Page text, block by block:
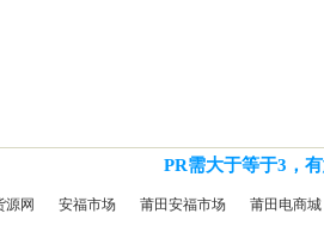
PR需大于等于3，
源网 安福市场 莆田安福市场 莆田电商城